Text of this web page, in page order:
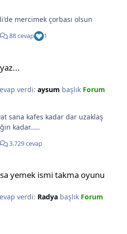
pasta fuzuli'de mercimek çorbası olsun
88 cevap 1
verdi: aysum başlık Forum
kafes kadar dar uzaklaş
kadar.....
3.729 cevap
yemek ismi takma oyunu
verdi: Radyabaşlık Forum